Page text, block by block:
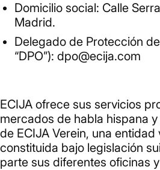
Domicilio social: Calle
Madrid.
Delegado de Protección
“DPO”): dpo@ecija.com
ECIJA ofrece sus servicios
mercados de habla hispana
de ECIJA Verein, una entidad
constituida bajo legislación
parte sus diferentes oficinas